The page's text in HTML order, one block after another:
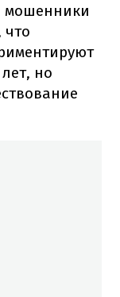
мошенники
что
но